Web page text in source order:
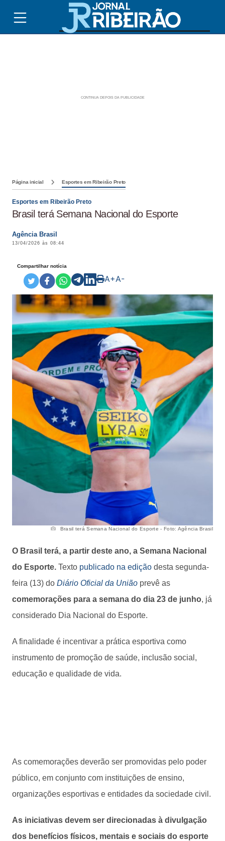
Página inicial Esportes em Ribeirão Preto
Esportes em Ribeirão Preto
Brasil terá Semana Nacional do Esporte
Agência Brasil
13/04/2026 às 08:44
Compartilhar notícia
A+A-
Brasil terá Semana Nacional do Esporte - Foto: Agência Brasil
O Brasil terá, a partir deste ano, a Semana Nacional
do Esporte. Texto publicado na edição desta segunda-
feira (13) do Diário Oficial da União prevê as
comemorações para a semana do dia 23 de junho, já
considerado Dia Nacional do Esporte.
A finalidade é incentivar a prática esportiva como
instrumento de promoção de saúde, inclusão social,
educação e qualidade de vida.
As comemorações deverão ser promovidas pelo poder
público, em conjunto com instituições de ensino,
organizações esportivas e entidades da sociedade civil.
As iniciativas devem ser direcionadas à divulgação
dos benefícios físicos, mentais e sociais do esporte